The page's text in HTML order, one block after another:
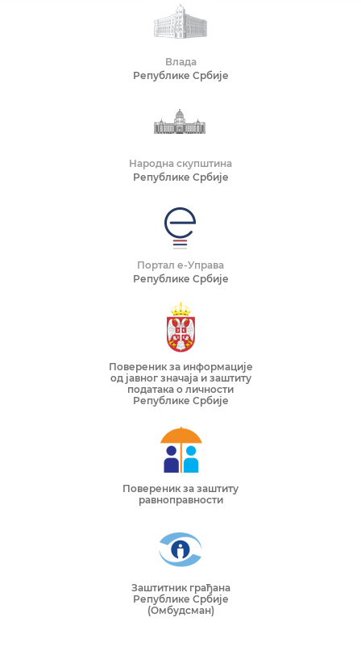
Влада
Републике Србије
Народна скупштина
Републике Србије
Портал е-Управа
Републике Србије
Повереник за информације
од јавног значаја и заштиту
података о личности
Републике Србије
Повереник за заштиту
равноправности
Заштитник грађана
Републике Србије
(Омбудсман)